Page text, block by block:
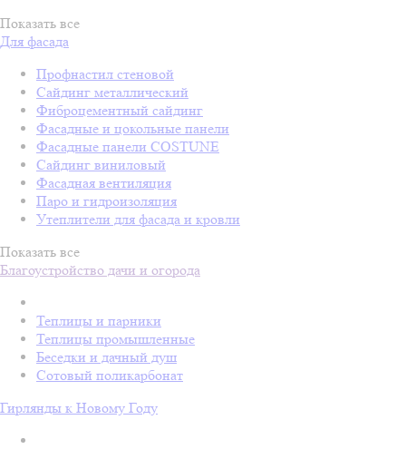
Показать все
Для фасада
Профнастил стеновой
Сайдинг металлический
Фиброцементный сайдинг
Фасадные и цокольные панели
Фасадные панели COSTUNE
Сайдинг виниловый
Фасадная вентиляция
Паро и гидроизоляция
Утеплители для фасада и кровли
Показать все
Благоустройство дачи и огорода
Теплицы и парники
Теплицы промышленные
Беседки и дачный душ
Сотовый поликарбонат
Гирлянды к Новому Году